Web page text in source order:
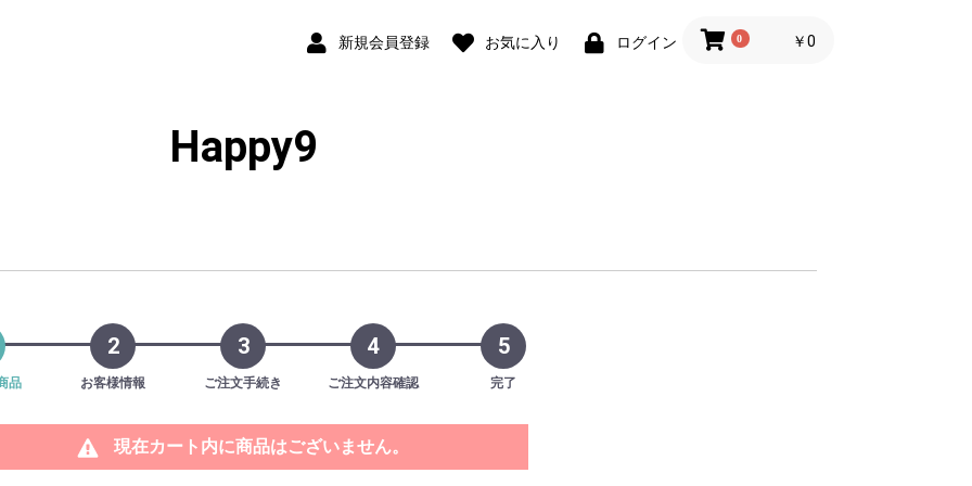
新規会員登録 お気に入り ログイン 0 ￥0
Happy9
品
2
お客様情報
3
ご注文手続き
4
ご注文内容確認
5
完了
現在カート内に商品はございません。